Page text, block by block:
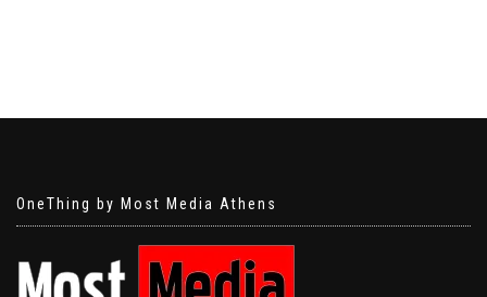
OneThing by Most Media Athens